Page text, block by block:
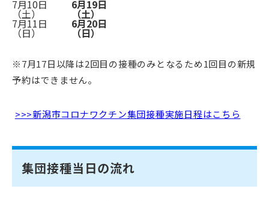
7月10日
（土）
6月19日
（土）
7月11日
（日）
6月20日
（日）
※7月17日以降は2回目の接種のみとなるため1回目の新規
予約はできません。
>>>新潟市コロナワクチン集団接種実施日程はこちら
集団接種当日の流れ